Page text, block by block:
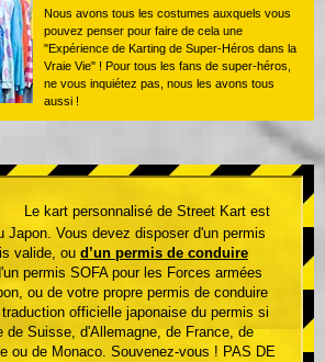
Nous avons tous les costumes auxquels vous
pouvez penser pour faire de cela une
"Expérience de Karting de Super-Héros dans la
Vraie Vie" ! Pour tous les fans de super-héros,
ne vous inquiétez pas, nous les avons tous
aussi !
Le kart personnalisé de Street Kart est
Japon. Vous devez disposer d'un permis
valide, ou d’un permis de conduire
permis SOFA pour les Forces armées
ou de votre propre permis de conduire
officielle japonaise du permis si
de Suisse, d'Allemagne, de France, de
ou de Monaco. Souvenez-vous ! PAS DE